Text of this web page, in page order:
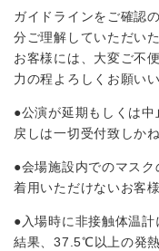
ガイドラインをご確認
分ご理解していただい
お客様には、⼤変ご不
⼒の程よろしくお願い
●公演が延期もしくは
戻しは一切受付致しかね
●会場施設内でのマス
着用いただけないお客
●入場時に非接触体温
結果、37.5℃以上の発